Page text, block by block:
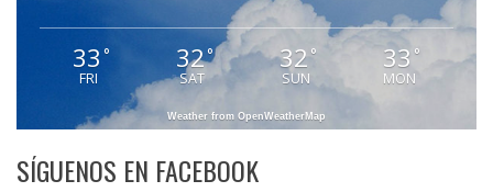
33 °
FRI
32°
SAT
32 °
SUN
33 °
MON
Weather from OpenWeatherMap
SÍGUENOS EN FACEBOOK